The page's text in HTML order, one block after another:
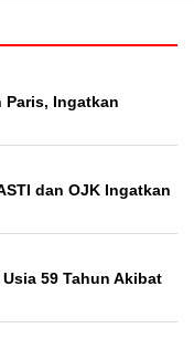
Paris, Ingatkan
dan OJK Ingatkan
59 Tahun Akibat